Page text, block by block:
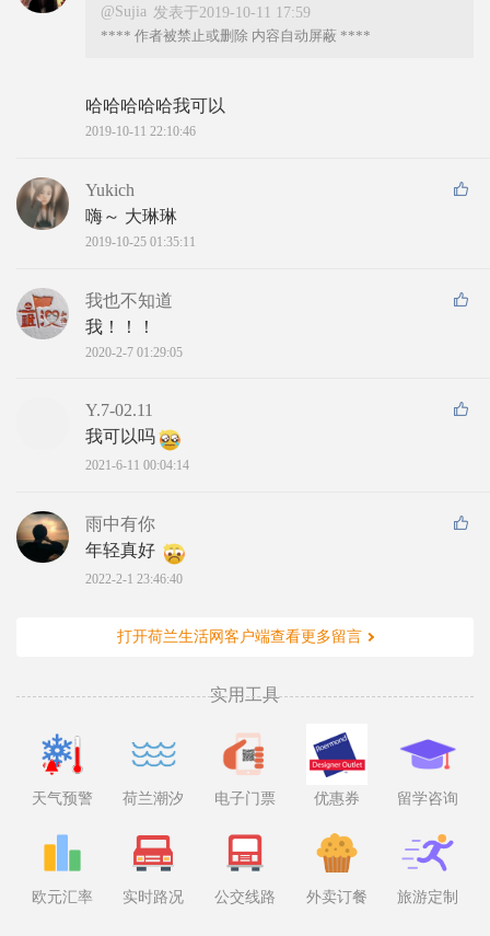
@Sujia 发表于2019-10-11 17:59
**** 作者被禁止或删除 内容自动屏蔽 ****
哈哈哈哈哈我可以
2019-10-11 22:10:46
Yukich
嗨～ 大琳琳
2019-10-25 01:35:11
我也不知道
我！！！
2020-2-7 01:29:05
Y.7-02.11
我可以吗
2021-6-11 00:04:14
雨中有你
年轻真好
2022-2-1 23:46:40
打开荷兰生活网客户端查看更多留言
实用工具
天气预警 荷兰潮汐 电子门票 优惠券 留学咨询
欧元汇率 实时路况 公交线路 外卖订餐 旅游定制